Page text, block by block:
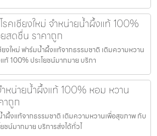
คเชียงใหม่ จำหน่ายน้ำผึ้งแท้ 100%
สดชื่น ราคาถูก
งใหม่ ฟาร์มน้ำผึ้งแท้จากธรรมชาติ เติมความหวาน
ท้ 100% ประโยชน์มากมาย บริกา
หน่ายน้ำผึ้งแท้ 100% หอม หวาน
าถูก
ผึ้งแท้จากธรรมชาติ เติมความหวานเพื่อสุขภาพ กับ
ชน์มากมาย บริการส่งได้ทั่วไ